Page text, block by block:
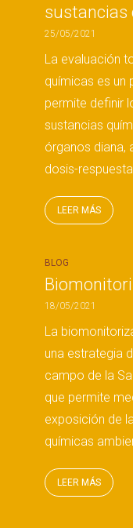
sustancias
25/05/2021
La evaluación
químicas es
permite definir
sustancias
órganos diana,
dosis-
LEER MÁS
BLOG
18/05/2021
La
una estrategia
campo de la
que permite
exposición de
químicas
LEER MÁS